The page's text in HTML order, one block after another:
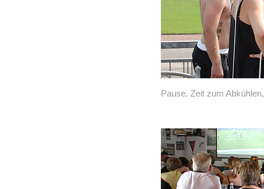
Pause, Zeit zum